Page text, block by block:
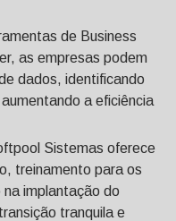
de Business
as empresas podem
dados, identificando
a eficiência
Sistemas oferece
treinamento para os
implantação do
tranquila e